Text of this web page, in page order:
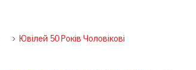
Ювілей 50 Років Чоловікові